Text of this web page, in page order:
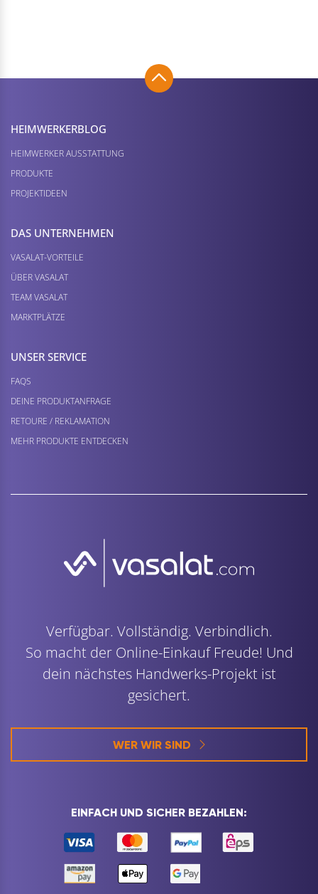
HEIMWERKER­BLOG
HEIMWERKER AUSSTATTUNG
PRODUKTE
PROJEKTIDEEN
DAS UNTERNEHMEN
VASALAT-VORTEILE
ÜBER VASALAT
TEAM VASALAT
MARKTPLÄTZE
UNSER SERVICE
FAQS
DEINE PRODUKTANFRAGE
RETOURE / REKLAMATION
MEHR PRODUKTE ENTDECKEN
Verfügbar. Vollständig. Verbindlich.
So macht der Online-Einkauf Freude! Und
dein nächstes Handwerks-Projekt ist
gesichert.
WER WIR SIND
EINFACH UND SICHER BEZAHLEN: